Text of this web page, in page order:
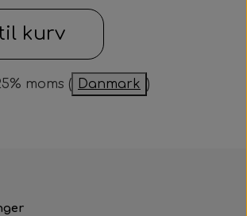
Om huset
Historie
Hjertestarteren
af kildebakken
Fastelavnsfest
Generalforsamling
Fotograf
kurv
moms ( Danmark )